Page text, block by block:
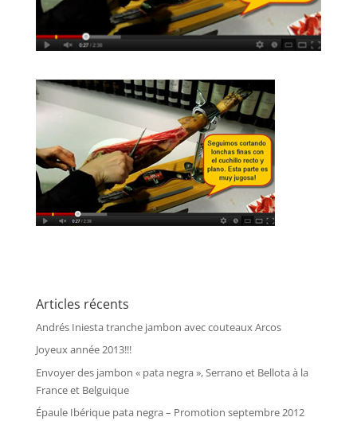
Articles récents
Andrés Iniesta tranche jambon avec couteaux Arcos
Joyeux année 2013!!!
Envoyer des jambon « pata negra », Serrano et Bellota à la
France et Belguique
Épaule Ibérique pata negra – Promotion septembre 2012